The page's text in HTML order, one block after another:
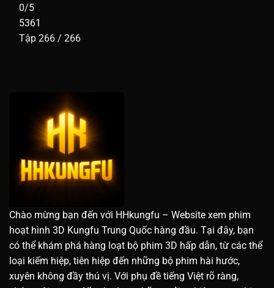
0/5
5361
Tập 266 / 266
Chào mừng bạn đến với HHkungfu – Website xem phim
hoạt hình 3D Kungfu Trung Quốc hàng đầu. Tại đây, bạn
có thể khám phá hàng loạt bộ phim 3D hấp dẫn, từ các thể
loại kiếm hiệp, tiên hiệp đến những bộ phim hài hước,
xuyên không đầy thú vị. Với phụ đề tiếng Việt rõ ràng,